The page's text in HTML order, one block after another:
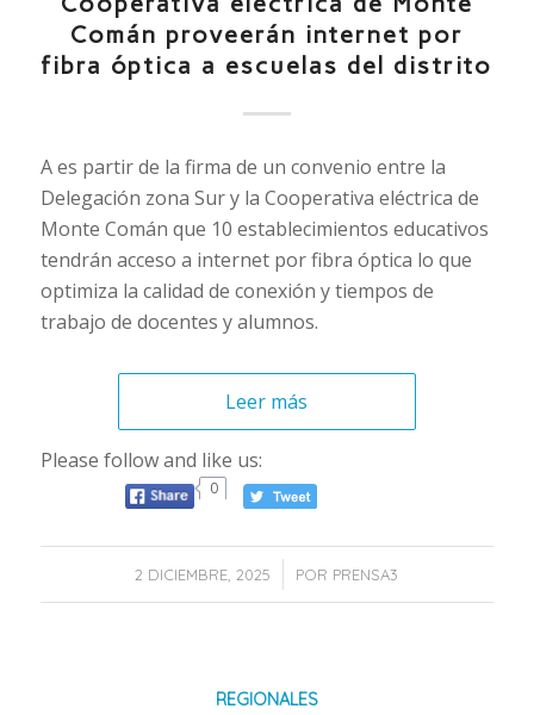
Comán proveerán internet por
fibra óptica a escuelas del distrito
A es partir de la firma de un convenio entre la
Delegación zona Sur y la Cooperativa eléctrica de
Monte Comán que 10 establecimientos educativos
tendrán acceso a internet por fibra óptica lo que
optimiza la calidad de conexión y tiempos de
trabajo de docentes y alumnos.
Leer más
Please follow and like us:
0
2 DICIEMBRE, 2025
/ POR PRENSA3
REGIONALES